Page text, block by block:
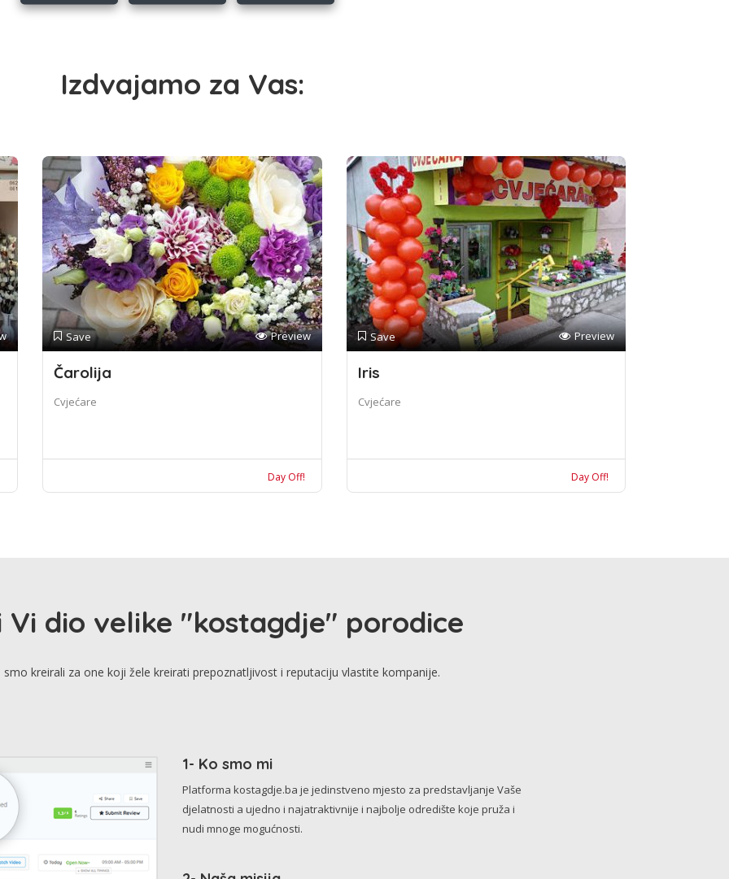
Izdvajamo za Vas:
Save Preview
Čarolija
Cvjećare
Day Off!
Save Preview
Iris
Cvjećare
Day Off!
Vi dio velike "kostagdje" porodice
kreirali za one koji žele kreirati prepoznatljivost i reputaciju vlastite kompanije.
1- Ko smo mi
Platforma kostagdje.ba je jedinstveno mjesto za predstavljanje Vaše
djelatnosti a ujedno i najatraktivnije i najbolje odredište koje pruža i
nudi mnoge mogućnosti.